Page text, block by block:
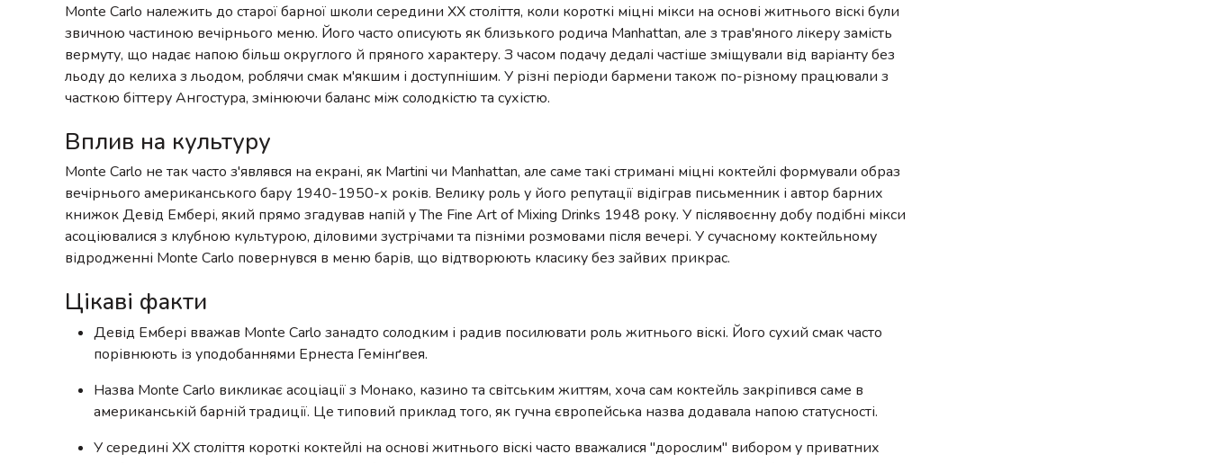
Monte Carlo належить до старої барної школи середини XX століття, коли короткі міцні мікси на основі житнього віскі були
звичною частиною вечірнього меню. Його часто описують як близького родича Manhattan, але з трав'яного лікеру замість
вермуту, що надає напою більш округлого й пряного характеру. З часом подачу дедалі частіше зміщували від варіанту без
льоду до келиха з льодом, роблячи смак м'якшим і доступнішим. У різні періоди бармени також по-різному працювали з
часткою біттеру Ангостура, змінюючи баланс між солодкістю та сухістю.
Вплив на культуру
Monte Carlo не так часто з'являвся на екрані, як Martini чи Manhattan, але саме такі стримані міцні коктейлі формували образ
вечірнього американського бару 1940-1950-х років. Велику роль у його репутації відіграв письменник і автор барних
книжок Девід Ембері, який прямо згадував напій у The Fine Art of Mixing Drinks 1948 року. У післявоєнну добу подібні мікси
асоціювалися з клубною культурою, діловими зустрічами та пізніми розмовами після вечері. У сучасному коктейльному
відродженні Monte Carlo повернувся в меню барів, що відтворюють класику без зайвих прикрас.
Цікаві факти
Девід Ембері вважав Monte Carlo занадто солодким і радив посилювати роль житнього віскі. Його сухий смак часто
порівнюють із уподобаннями Ернеста Гемінґвея.
Назва Monte Carlo викликає асоціації з Монако, казино та світським життям, хоча сам коктейль закріпився саме в
американській барній традиції. Це типовий приклад того, як гучна європейська назва додавала напою статусності.
У середині XX століття короткі коктейлі на основі житнього віскі часто вважалися "дорослим" вибором у приватних